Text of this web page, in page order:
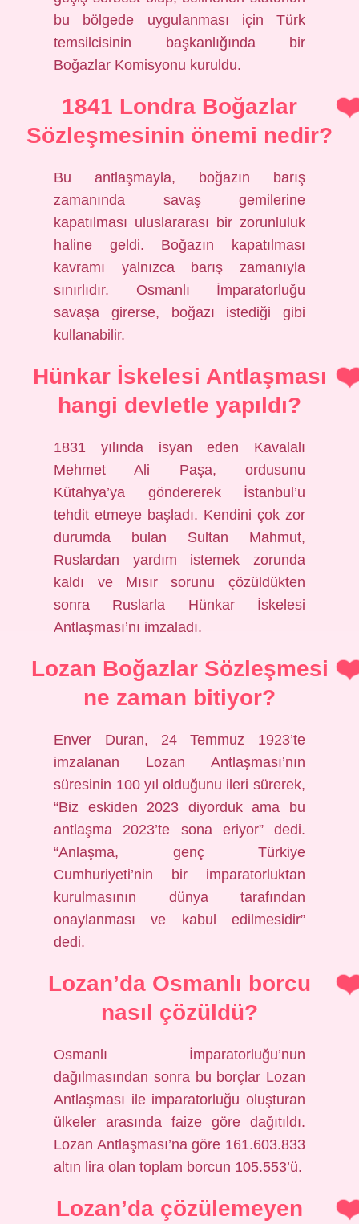
bu bölgede uygulanması için Türk
temsilcisinin başkanlığında bir
Boğazlar Komisyonu kuruldu.
1841 Londra Boğazlar
Sözleşmesinin önemi nedir?
Bu antlaşmayla, boğazın barış
zamanında savaş gemilerine
kapatılması uluslararası bir zorunluluk
haline geldi. Boğazın kapatılması
kavramı yalnızca barış zamanıyla
sınırlıdır. Osmanlı İmparatorluğu
savaşa girerse, boğazı istediği gibi
kullanabilir.
Hünkar İskelesi Antlaşması
hangi devletle yapıldı?
1831 yılında isyan eden Kavalalı
Mehmet Ali Paşa, ordusunu
Kütahya’ya göndererek İstanbul’u
tehdit etmeye başladı. Kendini çok zor
durumda bulan Sultan Mahmut,
Ruslardan yardım istemek zorunda
kaldı ve Mısır sorunu çözüldükten
sonra Ruslarla Hünkar İskelesi
Antlaşması’nı imzaladı.
Lozan Boğazlar Sözleşmesi
ne zaman bitiyor?
Enver Duran, 24 Temmuz 1923’te
imzalanan Lozan Antlaşması’nın
süresinin 100 yıl olduğunu ileri sürerek,
“Biz eskiden 2023 diyorduk ama bu
antlaşma 2023’te sona eriyor” dedi.
“Anlaşma, genç Türkiye
Cumhuriyeti’nin bir imparatorluktan
kurulmasının dünya tarafından
onaylanması ve kabul edilmesidir”
dedi.
Lozan’da Osmanlı borcu
nasıl çözüldü?
Osmanlı İmparatorluğu’nun
dağılmasından sonra bu borçlar Lozan
Antlaşması ile imparatorluğu oluşturan
ülkeler arasında faize göre dağıtıldı.
Lozan Antlaşması’na göre 161.603.833
altın lira olan toplam borcun 105.553’ü.
Lozan’da çözülemeyen